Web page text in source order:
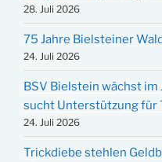
28. Juli 2026
75 Jahre Bielsteiner
24. Juli 2026
BSV Bielstein wächst
sucht Unterstützung für
24. Juli 2026
Trickdiebe stehlen